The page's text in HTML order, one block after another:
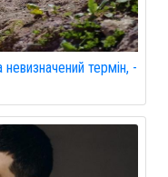
невизначений термін, -